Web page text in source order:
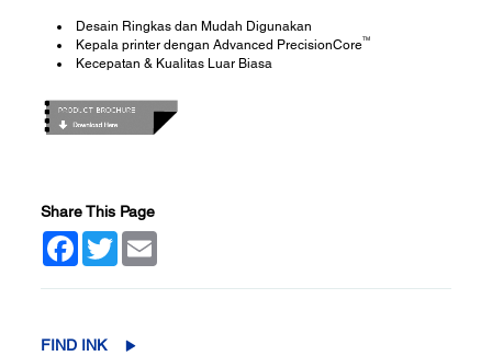
Desain Ringkas dan Mudah Digunakan
Kepala printer dengan Advanced PrecisionCoreTM
Kecepatan & Kualitas Luar Biasa
Share This Page
Facebook
Twitter
FIND INK